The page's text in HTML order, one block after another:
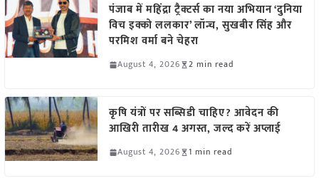
पंजाब में महिंद्रा ट्रैक्टर्स का नया अभियान ‘दुनिया
विच इक्को ललकार’ लॉन्च, सुखबीर सिंह और
परमिश वर्मा बने चेहरा
August 4, 2026 2 min read
कृषि यंत्रों पर सब्सिडी चाहिए? आवेदन की
आखिरी तारीख 4 अगस्त, जल्द करें अप्लाई
August 4, 2026 1 min read